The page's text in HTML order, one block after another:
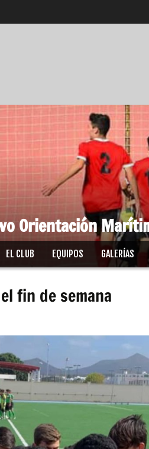
Orientación
EL CLUB EQUIPOS GALERÍAS
fin de semana